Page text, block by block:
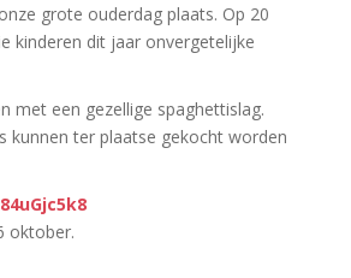
grote ouderdag plaats. Op 20
kinderen dit jaar onvergetelijke
met een gezellige spaghettislag.
kunnen ter plaatse gekocht worden
oktober.